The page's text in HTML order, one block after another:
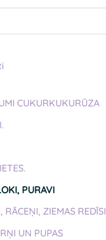
CUKURKUKURŪZA
PURAVI
RĀCEŅI, ZIEMAS REDĪSI
UN PUPAS